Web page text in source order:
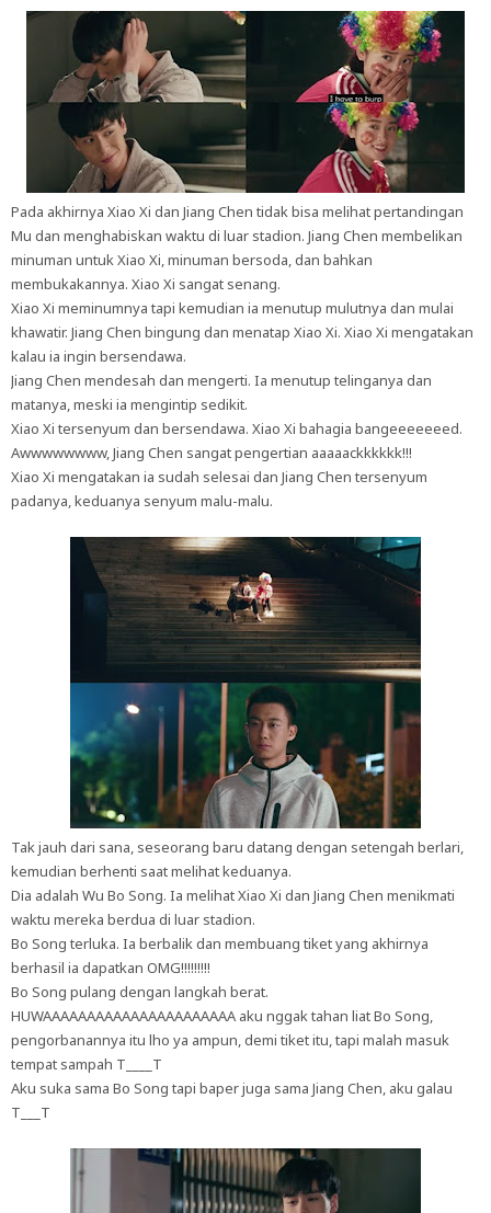
Pada akhirnya Xiao Xi dan Jiang Chen tidak bisa melihat pertandingan
Mu dan menghabiskan waktu di luar stadion. Jiang Chen membelikan
minuman untuk Xiao Xi, minuman bersoda, dan bahkan
membukakannya. Xiao Xi sangat senang.
Xiao Xi meminumnya tapi kemudian ia menutup mulutnya dan mulai
khawatir. Jiang Chen bingung dan menatap Xiao Xi. Xiao Xi mengatakan
kalau ia ingin bersendawa.
Jiang Chen mendesah dan mengerti. Ia menutup telinganya dan
matanya, meski ia mengintip sedikit.
Xiao Xi tersenyum dan bersendawa. Xiao Xi bahagia bangeeeeeeed.
Awwwwwwww, Jiang Chen sangat pengertian aaaaackkkkkk!!!
Xiao Xi mengatakan ia sudah selesai dan Jiang Chen tersenyum
padanya, keduanya senyum malu-malu.
Tak jauh dari sana, seseorang baru datang dengan setengah berlari,
kemudian berhenti saat melihat keduanya.
Dia adalah Wu Bo Song. Ia melihat Xiao Xi dan Jiang Chen menikmati
waktu mereka berdua di luar stadion.
Bo Song terluka. Ia berbalik dan membuang tiket yang akhirnya
berhasil ia dapatkan OMG!!!!!!!!!
Bo Song pulang dengan langkah berat.
HUWAAAAAAAAAAAAAAAAAAAAAA aku nggak tahan liat Bo Song,
pengorbanannya itu lho ya ampun, demi tiket itu, tapi malah masuk
tempat sampah T____T
Aku suka sama Bo Song tapi baper juga sama Jiang Chen, aku galau
T___T